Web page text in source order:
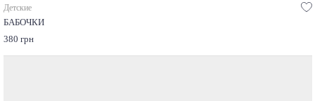
Детские
БАБОЧКИ
380 грн